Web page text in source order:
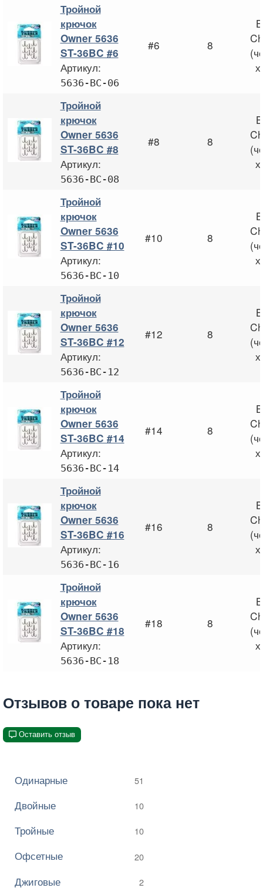
Тройной
крючок
Owner 5636
ST-36BC #6
Артикул:
5636-BC-06
#6 8
Тройной
крючок
Owner 5636
ST-36BC #8
Артикул:
5636-BC-08
#8 8
Тройной
крючок
Owner 5636
ST-36BC #10
Артикул:
5636-BC-10
#10 8
Тройной
крючок
Owner 5636
ST-36BC #12
Артикул:
5636-BC-12
#12 8
Тройной
крючок
Owner 5636
ST-36BC #14
Артикул:
5636-BC-14
#14 8
Тройной
крючок
Owner 5636
ST-36BC #16
Артикул:
5636-BC-16
#16 8
Тройной
крючок
Owner 5636
ST-36BC #18
Артикул:
5636-BC-18
#18 8
Отзывов о товаре пока нет
Оставить отзыв
Одинарные 51
Двойные 10
Тройные 10
Офсетные 20
Джиговые 2